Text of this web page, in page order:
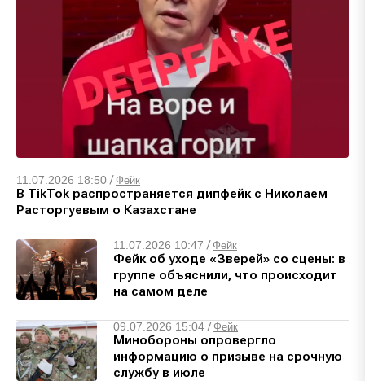
11.07.2026 18:50 /Фейк
В TikTok распространяется дипфейк с Николаем
Расторгуевым о Казахстане
11.07.2026 10:47 /Фейк
Фейк об уходе «Зверей» со сцены: в
группе объяснили, что происходит
на самом деле
09.07.2026 15:04 /Фейк
Минобороны опровергло
информацию о призыве на срочную
службу в июле